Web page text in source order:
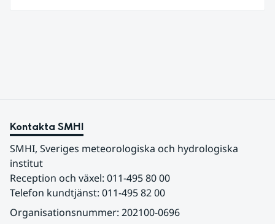
Kontakta SMHI
SMHI, Sveriges meteorologiska och hydrologiska
institut
Reception och växel: 011-495 80 00
Telefon kundtjänst: 011-495 82 00
Organisationsnummer: 202100-0696